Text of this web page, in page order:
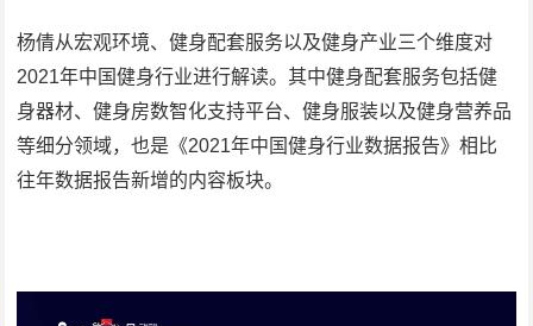
杨倩从宏观环境、健身配套服务以及健身产业三个维度对
2021年中国健身行业进行解读。其中健身配套服务包括健
身器材、健身房数智化支持平台、健身服装以及健身营养品
等细分领域，也是《2021年中国健身行业数据报告》相比
往年数据报告新增的内容板块。